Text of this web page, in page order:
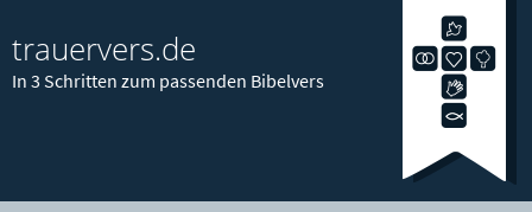
trauervers.de
In 3 Schritten zum passenden Bibelvers